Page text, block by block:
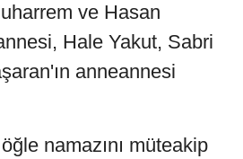
ve Hasan
Hale Yakut, Sabri
anneannesi
namazını müteakip